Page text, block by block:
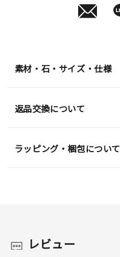
素材・石・サイズ・仕様
返品交換について
ラッピング・梱包について
レビュー